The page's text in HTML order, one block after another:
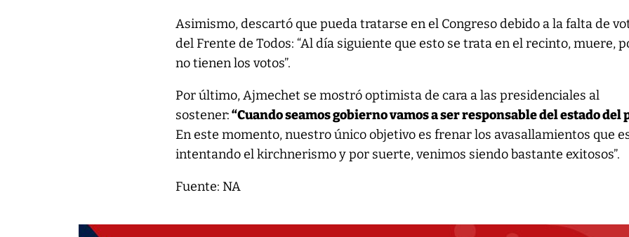
Asimismo, descartó que pueda tratarse en el Congreso debido a la falta de
del Frente de Todos: “Al día siguiente que esto se trata en el recinto, muere,
no tienen los votos”.
Por último, Ajmechet se mostró optimista de cara a las presidenciales al
sostener:“Cuando seamos gobierno vamos a ser responsable del estado del
En este momento, nuestro único objetivo es frenar los avasallamientos que
intentando el kirchnerismo y por suerte, venimos siendo bastante exitosos”.
Fuente: NA